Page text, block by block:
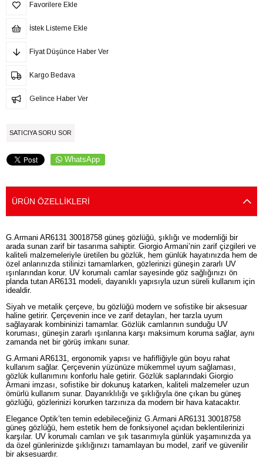
Favorilere Ekle
İstek Listeme Ekle
Fiyat Düşünce Haber Ver
Kargo Bedava
Gelince Haber Ver
SATICIYA SORU SOR
WhatsApp
ÜRÜN ÖZELLIKLERI
G.Armani AR6131 30018758 güneş gözlüğü, şıklığı ve modernliği bir
arada sunan zarif bir tasarıma sahiptir. Giorgio Armani’nin zarif çizgileri ve
kaliteli malzemeleriyle üretilen bu gözlük, hem günlük hayatınızda hem de
özel anlarınızda stilinizi tamamlarken, gözlerinizi güneşin zararlı UV
ışınlarından korur. UV korumalı camlar sayesinde göz sağlığınızı ön
planda tutan AR6131 modeli, dayanıklı yapısıyla uzun süreli kullanım için
idealdir.
Siyah ve metalik çerçeve, bu gözlüğü modern ve sofistike bir aksesuar
haline getirir. Çerçevenin ince ve zarif detayları, her tarzla uyum
sağlayarak kombininizi tamamlar. Gözlük camlarının sunduğu UV
koruması, güneşin zararlı ışınlarına karşı maksimum koruma sağlar, aynı
zamanda net bir görüş imkanı sunar.
G.Armani AR6131, ergonomik yapısı ve hafifliğiyle gün boyu rahat
kullanım sağlar. Çerçevenin yüzünüze mükemmel uyum sağlaması,
gözlük kullanımını konforlu hale getirir. Gözlük saplarındaki Giorgio
Armani imzası, sofistike bir dokunuş katarken, kaliteli malzemeler uzun
ömürlü kullanım sunar. Dayanıklılığı ve şıklığıyla öne çıkan bu güneş
gözlüğü, gözlerinizi korurken tarzınıza da modern bir hava katacaktır.
Elegance Optik’ten temin edebileceğiniz G.Armani AR6131 30018758
güneş gözlüğü, hem estetik hem de fonksiyonel açıdan beklentilerinizi
karşılar. UV korumalı camları ve şık tasarımıyla günlük yaşamınızda ya
da özel günlerinizde şıklığınızı tamamlayan bu model, zarif ve güvenilir
bir aksesuardır.